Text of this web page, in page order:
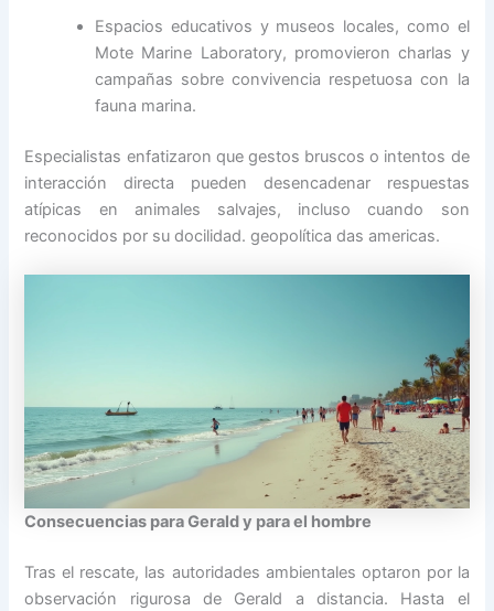
Espacios educativos y museos locales, como el
Mote Marine Laboratory, promovieron charlas y
campañas sobre convivencia respetuosa con la
fauna marina.
Especialistas enfatizaron que gestos bruscos o intentos de
interacción directa pueden desencadenar respuestas
atípicas en animales salvajes, incluso cuando son
reconocidos por su docilidad. geopolítica das americas.
Consecuencias para Gerald y para el hombre
Tras el rescate, las autoridades ambientales optaron por la
observación rigurosa de Gerald a distancia. Hasta el